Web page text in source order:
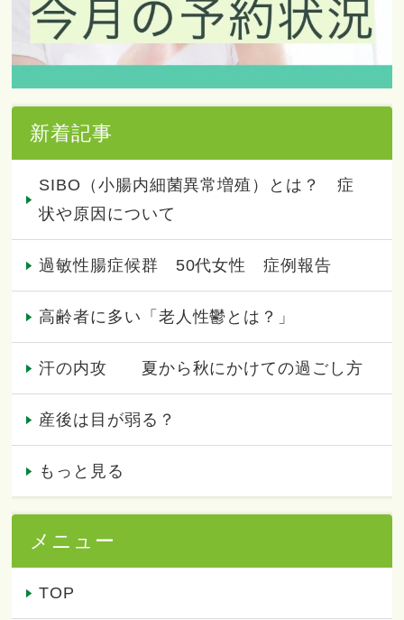
新着記事
SIBO（小腸内細菌異常増殖）とは？ 症
状や原因について
過敏性腸症候群 50代女性 症例報告
高齢者に多い「老人性鬱とは？」
汗の内攻 夏から秋にかけての過ごし方
産後は目が弱る？
もっと見る
メニュー
TOP